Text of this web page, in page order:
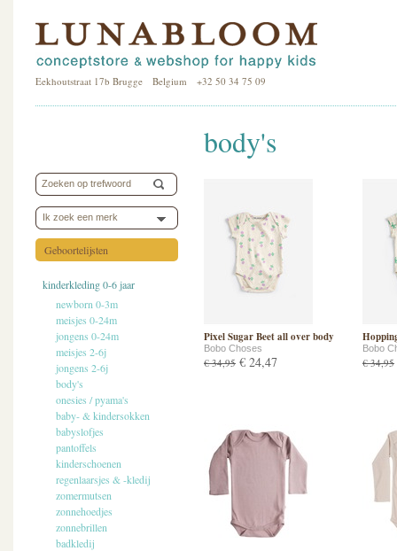
Eekhoutstraat 17b Brugge Belgium +32 50 34 75 09
Ik zoek een merk
Geboortelijsten
kinderkleding 0-6 jaar
newborn 0-3m
meisjes 0-24m
jongens 0-24m
meisjes 2-6j
jongens 2-6j
body's
onesies / pyama's
baby- & kindersokken
babyslofjes
pantoffels
kinderschoenen
regenlaarsjes & -kledij
zomermutsen
zonnehoedjes
zonnebrillen
badkledij
body's
Pixel Sugar Beet all over body
Bobo Choses
€ 34,95 € 24,47
Bobo
€ 34,95